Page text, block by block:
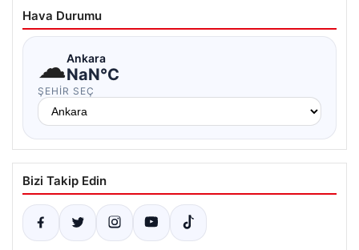
Hava Durumu
☁Ankara
NaN°C
ŞEHIR SEÇ
Bizi Takip Edin